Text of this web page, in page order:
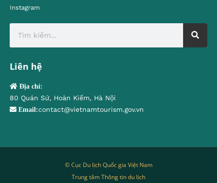
Instagram
Liên hệ
Địa chỉ:
80 Quán Sứ, Hoàn Kiếm, Hà Nội
Email:contact@vietnamtourism.gov.vn
© Cục Du lịch Quốc gia Việt Nam
Trung tâm Thông tin du lịch